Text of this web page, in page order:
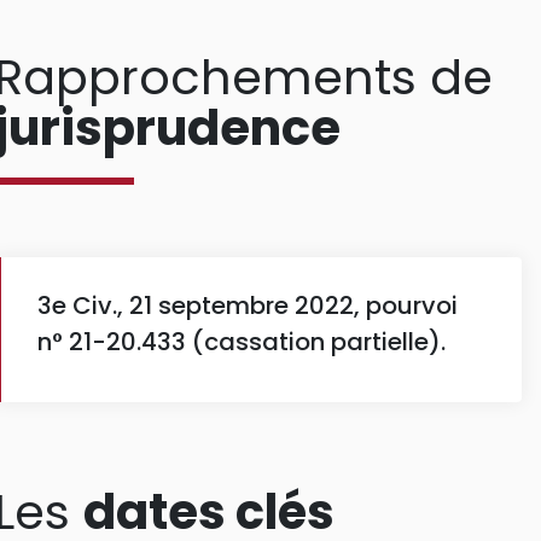
de
3e Civ., 21 septembre 2022, pourvoi
n° 21-20.433 (cassation partielle).
dates clés